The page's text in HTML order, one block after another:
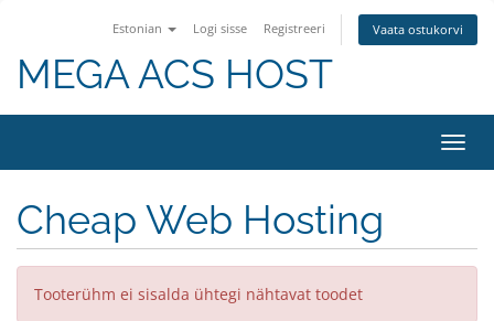
Estonian Logi sisse Registreeri Vaata ostukorvi
MEGA ACS HOST
Cheap Web Hosting
Tooterühm ei sisalda ühtegi nähtavat toodet